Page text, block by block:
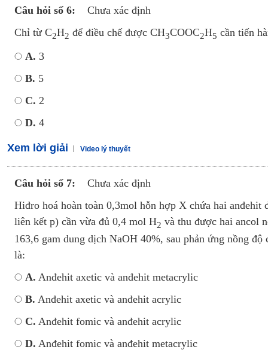
Câu hỏi số 6:
Chưa xác định
Chỉ từ C2H2 để điều chế được CH3COOC2H5 cần tiến
A. 3
B. 5
C. 2
D. 4
Xem lời giải Video lý thuyết
Câu hỏi số 7:
Chưa xác định
Hiđro hoá hoàn toàn 0,3mol hỗn hợp X chứa hai
liên kết p) cần vừa đủ 0,4 mol H2 và thu được hai ancol
163,6 gam dung dịch NaOH 40%, sau phản ứng nồng
là:
A. Anđehit axetic và anđehit metacrylic
B. Anđehit axetic và anđehit acrylic
C. Anđehit fomic và anđehit acrylic
D. Anđehit fomic và anđehit metacrylic